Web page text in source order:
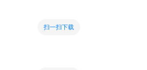
扫一扫下载